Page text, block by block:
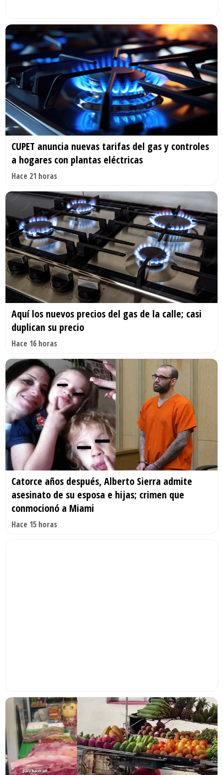
CUPET anuncia nuevas tarifas del gas y controles
a hogares con plantas eléctricas
Hace 21 horas
Aquí los nuevos precios del gas de la calle; casi
duplican su precio
Hace 16 horas
Catorce años después, Alberto Sierra admite
asesinato de su esposa e hijas; crimen que
conmocionó a Miami
Hace 15 horas